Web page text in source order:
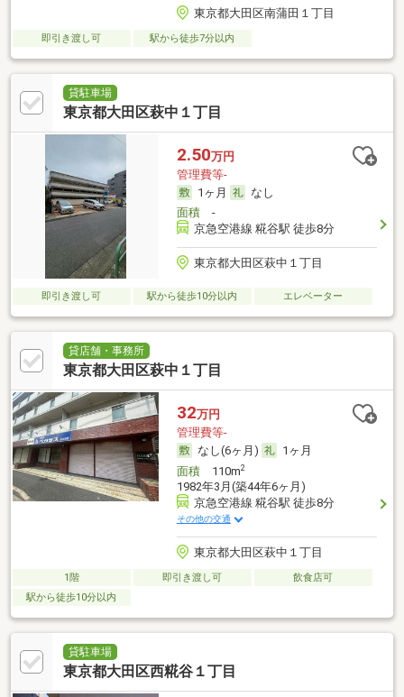
東京都大田区南蒲田１丁目
即引き渡し可 駅から徒歩7分以内
貸駐車場
東京都大田区萩中１丁目
2.50万円
管理費等-
1ヶ月
なし
面積-
京急空港線 糀谷駅 徒歩8分
東京都大田区萩中１丁目
即引き渡し可 駅から徒歩10分以内 エレベーター
貸店舗・事務所
東京都大田区萩中１丁目
32万円
管理費等-
なし(6ヶ月)
1ヶ月
面積110m2
1982年3月(築44年6ヶ月)
京急空港線 糀谷駅 徒歩8分
その他の交通
東京都大田区萩中１丁目
1階 即引き渡し可
飲食店可
駅から徒歩10分以内
貸駐車場
東京都大田区西糀谷１丁目